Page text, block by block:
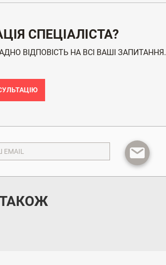
СПЕЦІАЛІСТА?
ВІДПОВІСТЬ НА ВСІ ВАШІ ЗАПИТАННЯ.